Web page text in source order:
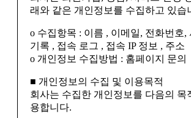
래와 같은 개인정보를 수집하고 있습
ο 수집항목 : 이름 , 이메일, 전화번호,
기록 , 접속 로그 , 접속 IP 정보 , 주소
ο 개인정보 수집방법 : 홈페이지 문의
■ 개인정보의 수집 및 이용목적
회사는 수집한 개인정보를 다음의 목
용합니다.